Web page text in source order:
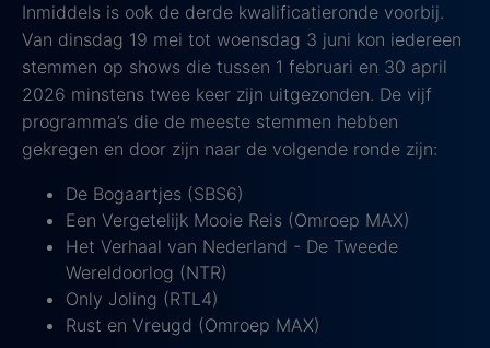
Inmiddels is ook de derde kwalificatieronde voorbij.
Van dinsdag 19 mei tot woensdag 3 juni kon iedereen
stemmen op shows die tussen 1 februari en 30 april
2026 minstens twee keer zijn uitgezonden. De vijf
programma’s die de meeste stemmen hebben
gekregen en door zijn naar de volgende ronde zijn:
De Bogaartjes (SBS6)
Een Vergetelijk Mooie Reis (Omroep MAX)
Het Verhaal van Nederland - De Tweede
Wereldoorlog (NTR)
Only Joling (RTL4)
Rust en Vreugd (Omroep MAX)